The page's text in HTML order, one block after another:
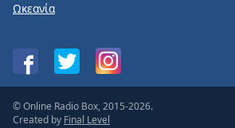
Ωκεανία
© Online Radio Box, 2015-2026.
Created by Final Level